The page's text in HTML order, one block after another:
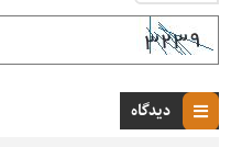
دیدگاه